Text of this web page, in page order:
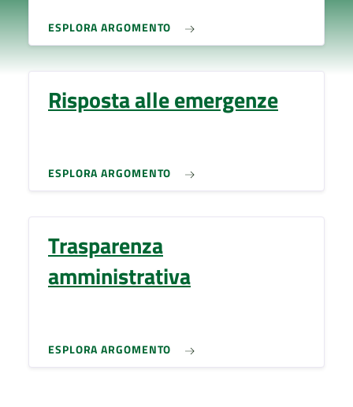
ESPLORA ARGOMENTO
Risposta alle emergenze
ESPLORA ARGOMENTO
Trasparenza
amministrativa
ESPLORA ARGOMENTO